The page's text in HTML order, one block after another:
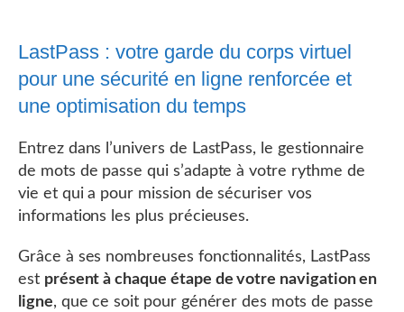
LastPass : votre garde du corps virtuel
pour une sécurité en ligne renforcée et
une optimisation du temps
Entrez dans l’univers de LastPass, le gestionnaire
de mots de passe qui s’adapte à votre rythme de
vie et qui a pour mission de sécuriser vos
informations les plus précieuses.
Grâce à ses nombreuses fonctionnalités, LastPass
est présent à chaque étape de votre navigation en
ligne, que ce soit pour générer des mots de passe